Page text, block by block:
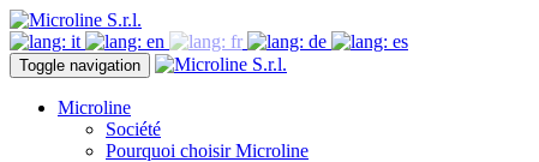
Toggle navigation
Microline
Société
Pourquoi choisir Microline